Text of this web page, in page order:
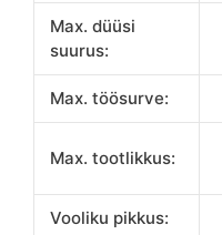
Max. düüsi
suurus:
Max. töösurve:
Max. tootlikkus:
Vooliku pikkus: